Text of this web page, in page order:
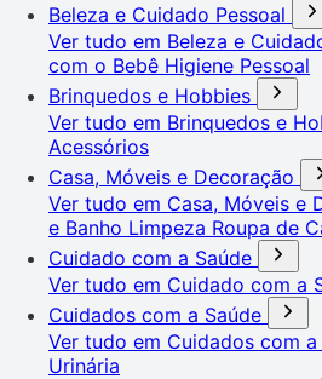
Beleza e Cuidado Pessoal
Ver tudo em Beleza e
com o Bebê Higiene Pessoal
Brinquedos e Hobbies
Ver tudo em Brinquedos e
Acessórios
Casa, Móveis e Decoração
Ver tudo em Casa, Móveis e
e Banho Limpeza Roupa de
Cuidado com a Saúde
Ver tudo em Cuidado com a
Cuidados com a Saúde
Ver tudo em Cuidados com a
Urinária